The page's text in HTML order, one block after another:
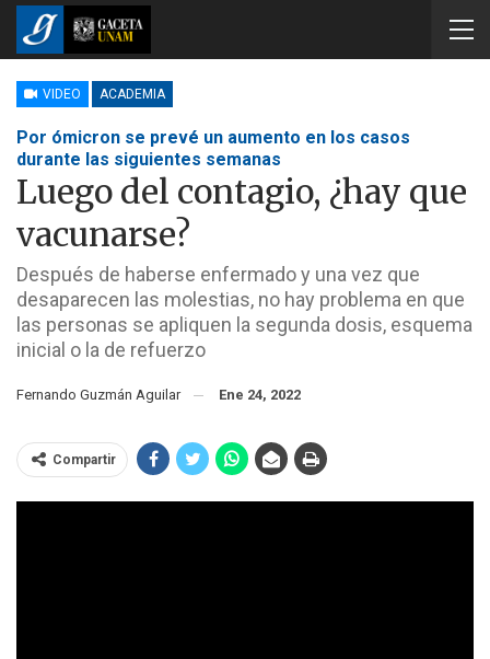
VIDEO ACADEMIA
Por ómicron se prevé un aumento en los casos
durante las siguientes semanas
Luego del contagio, ¿hay que
vacunarse?
Después de haberse enfermado y una vez que
desaparecen las molestias, no hay problema en que
las personas se apliquen la segunda dosis, esquema
inicial o la de refuerzo
Fernando Guzmán Aguilar Ene 24, 2022
Compartir